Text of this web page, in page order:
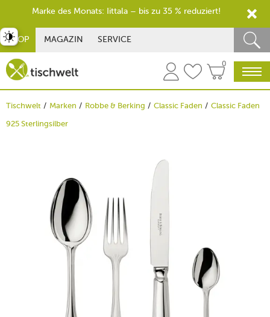
SHOP MAGAZIN SERVICE
0
Tischwelt Marken Robbe & Berking Classic Faden
Classic Faden
925 Sterlingsilber
umschalten
Marke des Monats: Iittala – bis zu 35 % reduziert!